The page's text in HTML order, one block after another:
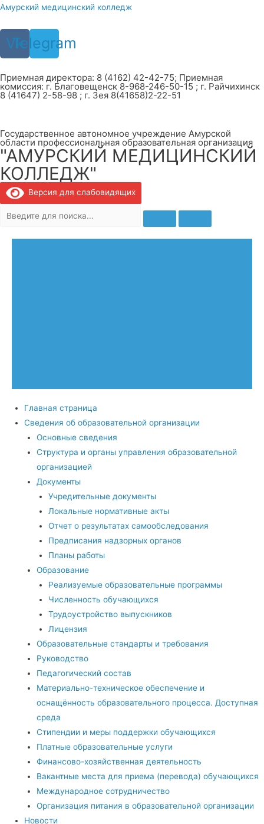
Перейти
содержимому
Амурский медицинский колледж
Vk
Telegram
Приемная директора: 8 (4162) 42-42-75; Приемная
комиссия: г. Благовещенск 8-968-246-50-15 ; г. Райчихинск
8 (41647) 2-58-98 ; г. Зея 8(41658)2-22-51
Государственное автономное учреждение Амурской
области профессиональная образовательная организация
"АМУРСКИЙ МЕДИЦИНСКИЙ
КОЛЛЕДЖ"
Версия для слабовидящих
Главная страница
Сведения об образовательной организации
Основные сведения
Структура и органы управления образовательной
организацией
Документы
Учредительные документы
Локальные нормативные акты
Отчет о результатах самообследования
Предписания надзорных органов
Планы работы
Образование
Реализуемые образовательные программы
Численность обучающихся
Трудоустройство выпускников
Лицензия
Образовательные стандарты и требования
Руководство
Педагогический состав
Материально-техническое обеспечение и
оснащённость образовательного процесса. Доступная
среда
Стипендии и меры поддержки обучающихся
Платные образовательные услуги
Финансово-хозяйственная деятельность
Вакантные места для приема (перевода) обучающихся
Международное сотрудничество
Организация питания в образовательной организации
Новости